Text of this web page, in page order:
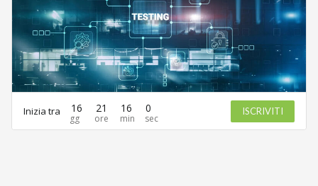
Inizia tra 16 21 16 0 ISCRIVITI